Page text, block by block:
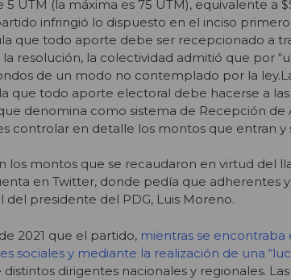
UTM (la máxima es 75 UTM), equivalente a
infringió lo dispuesto en el inciso
que todo aporte debe ser recepcionado a
la resolución, la colectividad admitió que por
de un modo no contemplado por la ley.
que todo aporte electoral debe hacerse a
denomina como sistema de Recepción de
controlar en detalle los montos que entran y
los montos que se recaudaron en virtud del
en Twitter, donde pedía que adherentes
presidente del PDG, Luis Moreno.
2021 que el partido, mientras se encontraba
sociales y mediante la realización de una
dirigentes nacionales y regionales.